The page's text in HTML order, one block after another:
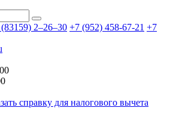
2–26–30 +7 (952) 458-67-21 +7
справку для налогового вычета